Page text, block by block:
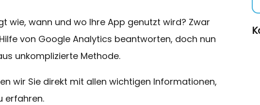
wie, wann und wo Ihre App genutzt wird? Zwar
von Google Analytics beantworten, doch nun
unkomplizierte Methode.
wir Sie direkt mit allen wichtigen Informationen,
erfahren.